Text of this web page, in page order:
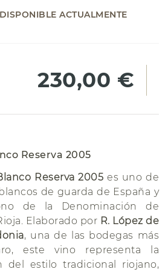
ACTUALMENTE
230,00 €
Reserva 2005
Reserva 2005 es uno de
de guarda de España y
de la Denominación de
Elaborado por R. López de
, una de las bodegas más
este vino representa la
del estilo tradicional riojano,